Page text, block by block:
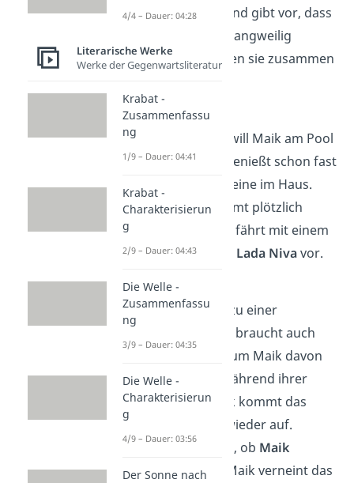
runterzuspielen
und gibt vor, dass
die Party doch eh langweilig
wäre. Später spielen sie zusammen
Kapitel 15
Am nächsten Tag will Maik am Pool
entspannen und genießt schon fast
die Zeit für sich alleine im Haus.
Doch Tschick kommt plötzlich
wieder vorbei und fährt mit einem
altengestohlenen Lada Nivavor.
Kapitel 16
Tschick lädt Maik zu einer
Spritztour ein und braucht auch
nicht viele Worte, um Maik davon
zu überzeugen. Während ihrer
Tour um den Block kommt das
Thema „Tatjana“ wieder auf.
Tschick fragt
auch, ob Maik
homosexuellist. Maik verneint das
4/4 – Dauer: 04:28
Literarische Werke
Werke der Gegenwartsliteratur
Krabat -
Zusammenfassu
ng
1/9 – Dauer: 04:41
Krabat -
Charakterisierun
g
2/9 – Dauer: 04:43
Die Welle -
Zusammenfassu
ng
3/9 – Dauer: 04:35
Die Welle -
Charakterisierun
g
4/9 – Dauer: 03:56
Der Sonne nach